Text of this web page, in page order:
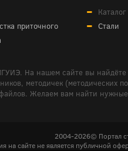
приточного
Стали
На нашем сайте вы
методичек (методических
Желаем вам найти
2004-2026© Портал
на сайте не является публичной